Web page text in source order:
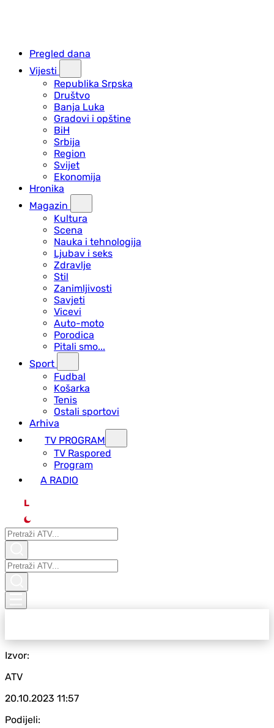
Pregled dana
Vijesti
Republika Srpska
Društvo
Banja Luka
Gradovi i opštine
BiH
Srbija
Region
Svijet
Ekonomija
Hronika
Magazin
Kultura
Scena
Nauka i tehnologija
Ljubav i seks
Zdravlje
Stil
Zanimljivosti
Savjeti
Vicevi
Auto-moto
Porodica
Pitali smo...
Sport
Fudbal
Košarka
Tenis
Ostali sportovi
Arhiva
TV PROGRAM
ТV Raspored
Program
A RADIO
L
Izvor:
ATV
20.10.2023 11:57
Podijeli: